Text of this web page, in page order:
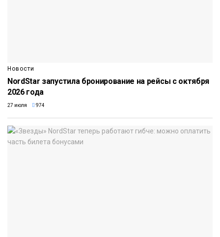
Новости
NordStar запустила бронирование на рейсы с октября
2026 года
27 июля 974